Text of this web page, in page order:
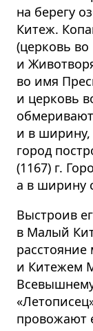
на берегу
Китеж.
(церковь
и
во имя
и церковь
и в ширину,
город
(1167) г.
а в ширину
Выстроив
в Малый
и Китежем
провожают